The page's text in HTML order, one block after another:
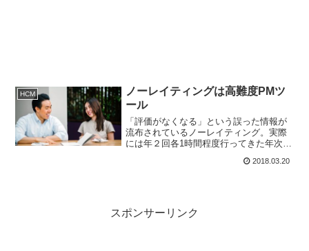
HCM
ノーレイティングは高難度PMツ
ール
「評価がなくなる」という誤った情報が
流布されているノーレイティング。実際
には年２回各1時間程度行ってきた年次相
1on1ミーティングで日頃の仕事ぶりに対
2018.03.20
スポンサーリンク